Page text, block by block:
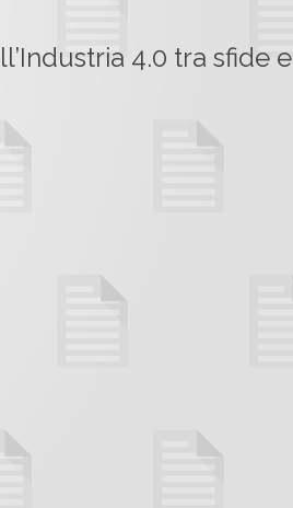
4.0 tra sfide e